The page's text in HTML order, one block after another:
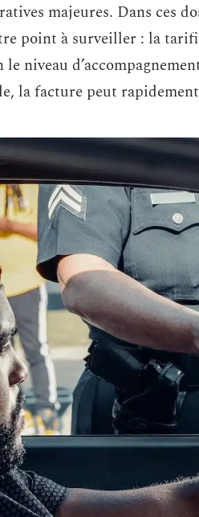
majeures. Dans ces
point à surveiller : la
niveau
la facture peut